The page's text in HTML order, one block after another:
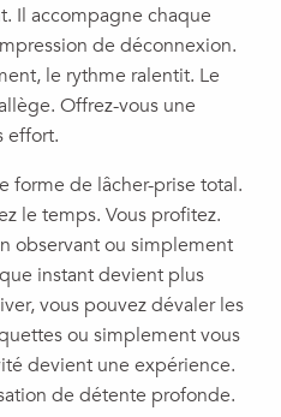
Il accompagne chaque
de déconnexion.
le rythme ralentit. Le
Offrez-vous une
effort.
forme de lâcher-prise total.
le temps. Vous profitez.
observant ou simplement
instant devient plus
vous pouvez dévaler les
ou simplement vous
devient une expérience.
de détente profonde.